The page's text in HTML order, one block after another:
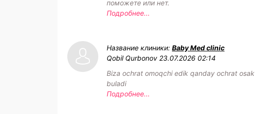
поможете или нет.
Подробнее...
Название клиники: Baby Med clinic
Qobil Qurbonov 23.07.2026 02:14
Biza ochrat omoqchi edik qanday ochrat osak
buladi
Подробнее...